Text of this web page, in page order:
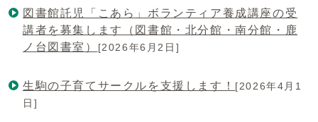
図書館託児「こあら」ボランティア養成講座の受
講者を募集します（図書館・北分館・南分館・鹿
ノ台図書室）
[2026年6月2日]
生駒の子育てサークルを支援します！ [2026年4月1
日]